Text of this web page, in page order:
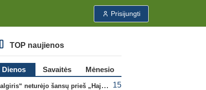
Prisijungti
TOP naujienos
Dienos Savaitės
Mėnesio
„Žalgiris“ neturėjo šansų prieš „Hajduk“
15